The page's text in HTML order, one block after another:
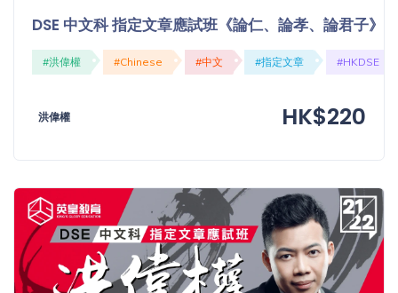
DSE 中文科 指定文章應試班《論仁、論孝、論君子》
#洪偉權 #Chinese #中文 #指定文章 #HKDSE
洪偉權 HK$220